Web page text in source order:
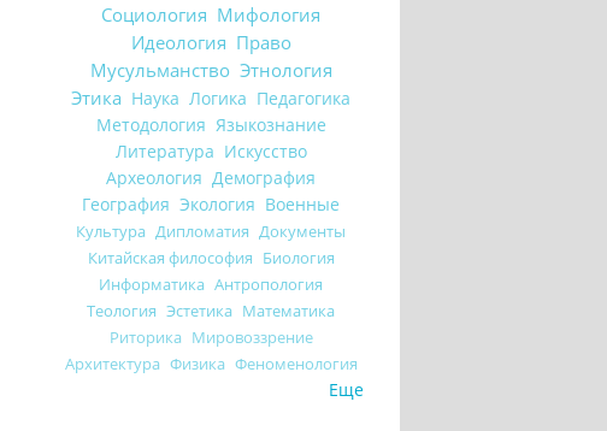
Социология Мифология
Идеология Право
Мусульманство Этнология
Этика Наука Логика Педагогика
Методология Языкознание
Литература Искусство
Археология Демография
География Экология Военные
Культура Дипломатия Документы
Китайская философия Биология
Информатика Антропология
Теология Эстетика Математика
Риторика Мировоззрение
Архитектура Физика Феноменология
Еще